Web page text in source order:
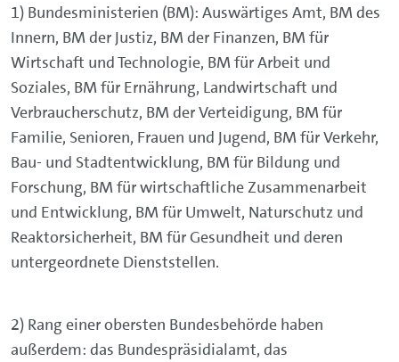
1) Bundesministerien (BM): Auswärtiges Amt, BM des
Innern, BM der Justiz, BM der Finanzen, BM für
Wirtschaft und Technologie, BM für Arbeit und
Soziales, BM für Ernährung, Landwirtschaft und
Verbraucherschutz, BM der Verteidigung, BM für
Familie, Senioren, Frauen und Jugend, BM für Verkehr,
Bau- und Stadtentwicklung, BM für Bildung und
Forschung, BM für wirtschaftliche Zusammenarbeit
und Entwicklung, BM für Umwelt, Naturschutz und
Reaktorsicherheit, BM für Gesundheit und deren
untergeordnete Dienststellen.
2) Rang einer obersten Bundesbehörde haben
außerdem: das Bundespräsidialamt, das